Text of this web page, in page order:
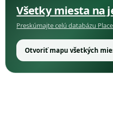
Všetky miesta na
Preskúmajte celú databázu
Otvoriť mapu všetkých